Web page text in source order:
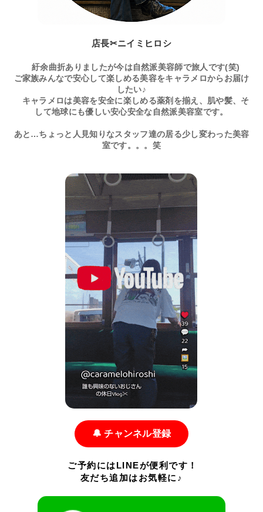
店長✂ニイミヒロシ
紆余曲折ありましたが今は自然派美容師で旅人です(笑)
ご家族みんなで安心して楽しめる美容をキャラメロからお届け
したい♪
キャラメロは美容を安全に楽しめる薬剤を揃え、肌や髪、そ
して地球にも優しい安心安全な自然派美容室です。
あと…ちょっと人見知りなスタッフ達の居る少し変わった美容
室です。。。笑
🔔 チャンネル登録
ご予約にはLINEが便利です！
友だち追加はお気軽に♪